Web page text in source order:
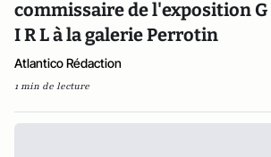
commissaire de l'exposition G
I R L à la galerie Perrotin
Atlantico Rédaction
1 min de lecture